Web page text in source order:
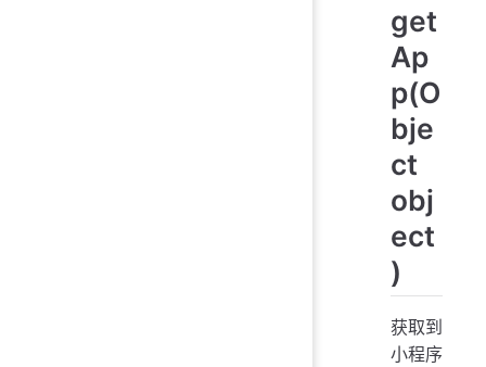
get
Ap
p(O
bje
ct
obj
ect
)
获取到
小程序